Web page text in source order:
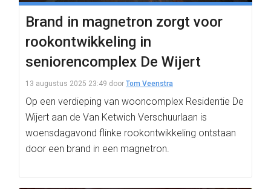
Brand in magnetron zorgt voor
rookontwikkeling in
seniorencomplex De Wijert
13 augustus 2025 23:49 door Tom Veenstra
Op een verdieping van wooncomplex Residentie De
Wijert aan de Van Ketwich Verschuurlaan is
woensdagavond flinke rookontwikkeling ontstaan
door een brand in een magnetron.